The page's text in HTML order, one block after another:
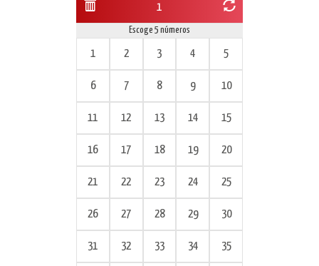
1
Escoge 5 números
1 2 3 4 5
6 7 8 9 10
11 12 13 14 15
16 17 18 19 20
21 22 23 24 25
26 27 28 29 30
31 32 33 34 35